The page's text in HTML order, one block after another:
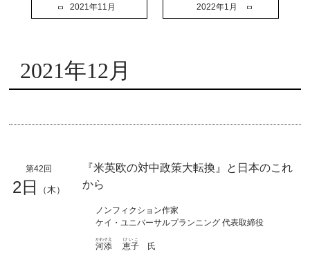
2021年11月 2022年1月
2021年12月
第42回
2日 （木）
『米英欧の対中政策大転換』と日本のこれ
から
ノンフィクション作家
ケイ・ユニバーサルプランニング 代表取締役
河添
かわそえ
恵子
けいこ
氏